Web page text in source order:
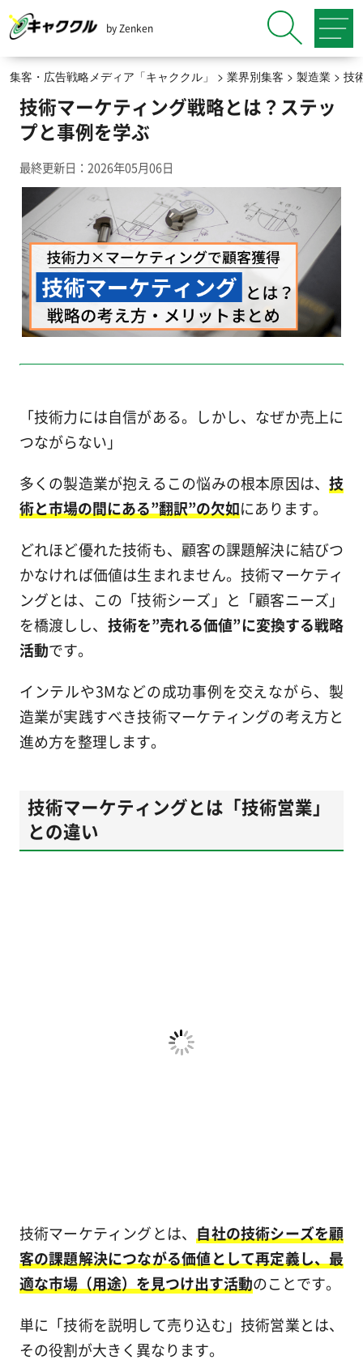
by Zenken
集客・広告戦略メディア「キャククル」 > 業界別集客 > 製造業> 技
技術マーケティング戦略とは？ステッ
プと事例を学ぶ
最終更新日：2026年05月06日
「技術力には自信がある。しかし、なぜか売上に
つながらない」
多くの製造業が抱えるこの悩みの根本原因は、技
術と市場の間にある”翻訳”の欠如にあります。
どれほど優れた技術も、顧客の課題解決に結びつ
かなければ価値は生まれません。技術マーケティ
ングとは、この「技術シーズ」と「顧客ニーズ」
を橋渡しし、 技術を”売れる価値”に変換する戦略
活動です。
インテルや3Mなどの成功事例を交えながら、製
造業が実践すべき技術マーケティングの考え方と
進め方を整理します。
技術マーケティングとは「技術営業」
との違い
技術マーケティングとは、 自社の技術シーズを顧
客の課題解決につながる価値として再定義し、最
適な市場（用途）を見つけ出す活動のことです。
単に「技術を説明して売り込む」技術営業とは、
その役割が大きく異なります。